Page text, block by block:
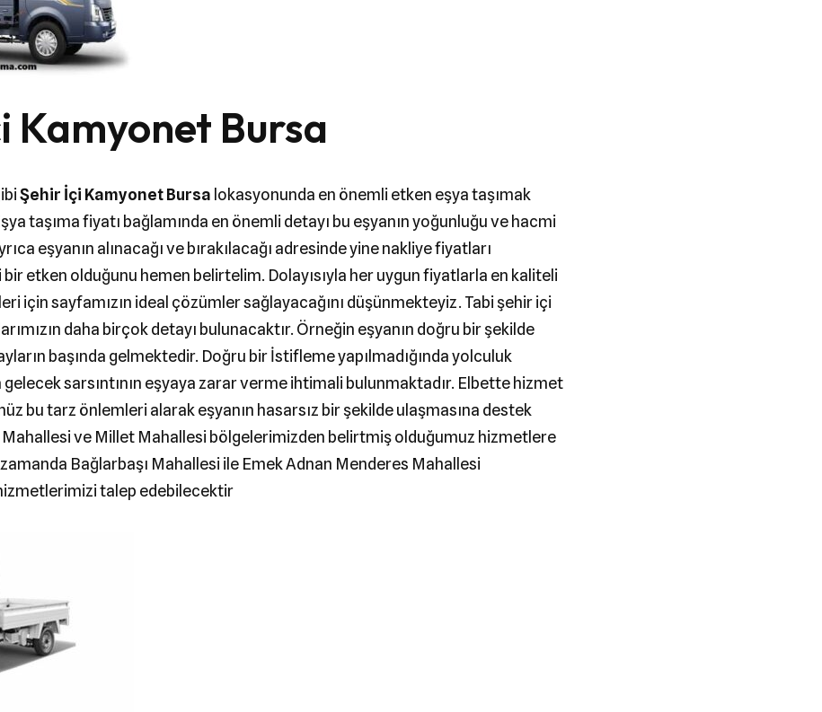
Kamyonet Bursa
Şehir İçi Kamyonet Bursa lokasyonunda en önemli etken eşya taşımak
taşıma fiyatı bağlamında en önemli detayı bu eşyanın yoğunluğu ve hacmi
eşyanın alınacağı ve bırakılacağı adresinde yine nakliye fiyatları
bir etken olduğunu hemen belirtelim. Dolayısıyla her uygun fiyatlarla en kaliteli
için sayfamızın ideal çözümler sağlayacağını düşünmekteyiz. Tabi şehir içi
daha birçok detayı bulunacaktır. Örneğin eşyanın doğru bir şekilde
başında gelmektedir. Doğru bir İstifleme yapılmadığında yolculuk
gelecek sarsıntının eşyaya zarar verme ihtimali bulunmaktadır. Elbette hizmet
bu tarz önlemleri alarak eşyanın hasarsız bir şekilde ulaşmasına destek
ve Millet Mahallesi bölgelerimizden belirtmiş olduğumuz hizmetlere
Bağlarbaşı Mahallesi ile Emek Adnan Menderes Mahallesi
talep edebilecektir